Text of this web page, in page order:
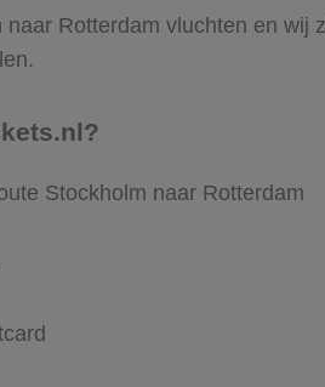
Rotterdam vluchten en
Stockholm naar Rotterdam